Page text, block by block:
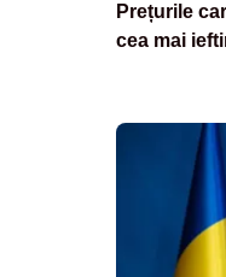
Prețurile
cea mai